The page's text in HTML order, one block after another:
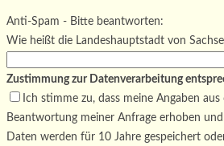
Bitte lasse dieses Feld leer.
Anti-Spam - Bitte beantworten:
Wie heißt die Landeshauptstadt von
Zustimmung zur Datenverarbeitung
Ich stimme zu, dass meine Angaben
Beantwortung meiner Anfrage erhoben
Daten werden für 10 Jahre gespeichert